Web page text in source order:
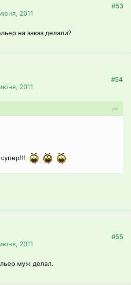
2011
#53
на заказ делали?
2011
#54
2011
#55
муж делал.